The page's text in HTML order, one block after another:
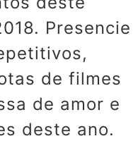
Presencie
de filmes
de amor e
deste ano.